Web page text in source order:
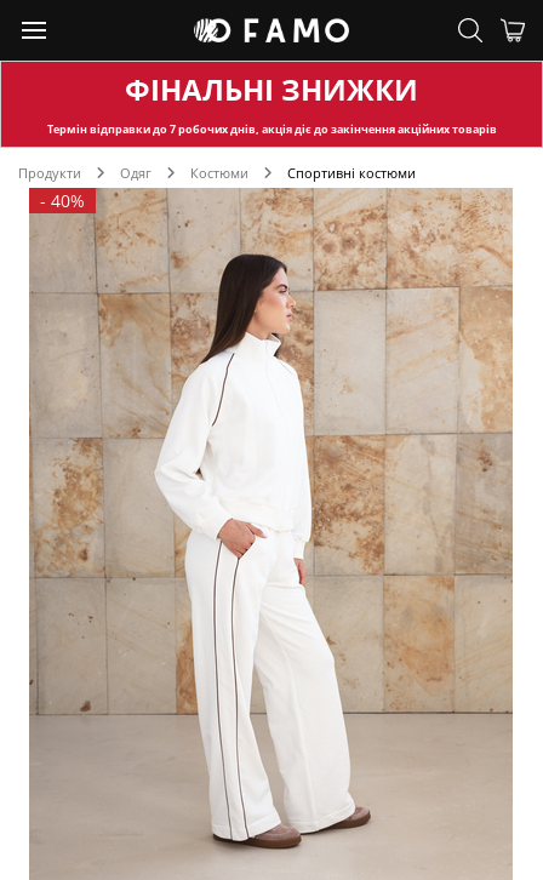
ФІНАЛЬНІ ЗНИЖКИ
Термін відправкидо 7 робочих днів, акція діє до закінчення акційних товарів
Продукти Одяг Костюми Спортивні костюми
- 40%